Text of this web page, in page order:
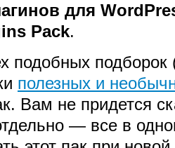
для
Pack.
подобных
полезных и
Вам не придется
— все в